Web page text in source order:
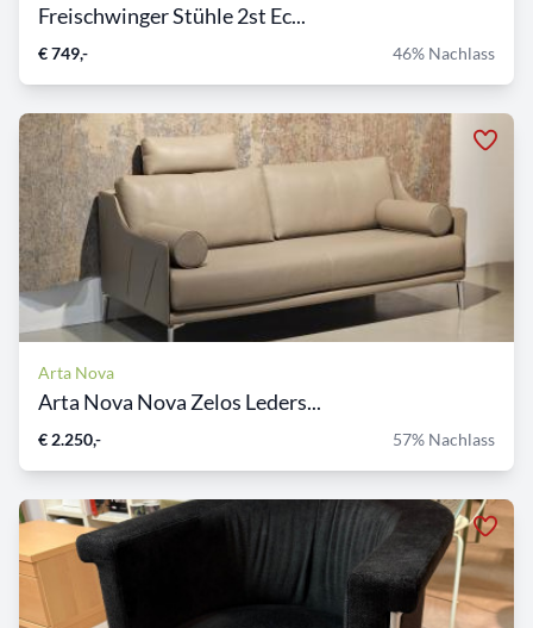
Freischwinger Stühle 2st Ec...
€ 749,- 46% Nachlass
Arta Nova
Arta Nova Nova Zelos Leders...
€ 2.250,- 57% Nachlass